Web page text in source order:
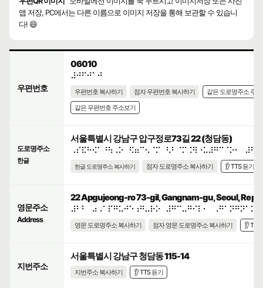
앱 저장, PC에서는 다른 이름으로 이미지 저장을 통해 보관할 수 있습니
다! 😄
우편번호
06010
⠼⠚⠋⠚⠁⠚
우편번호 복사하기 점자 우편번호 복사하기
같은 도로명주소 주
같은 우편번호 주소보기
도로명주소
한글
서울특별시 강남구 압구정로73길 22 (청담동)
⠠⠎⠯⠓⠪⠁⠘⠳⠠⠕⠀⠫⠶⠉⠢⠈⠍⠀⠣⠃⠈⠍⠨⠻⠐⠥⠼⠛⠉⠈⠕⠂⠀⠼⠃⠃
한글 도로명주소 복사하기 점자 도로명주소 복사하기 👂 TTS 듣기
영문주소
Address
22 Apgujeong-ro 73-gil, Gangnam-gu, Seoul,
영문 도로명주소 복사하기 점자 영문 도로명주소 복사하기 👂 TTS
지번주소
서울특별시 강남구 청담동 115-14
지번주소 복사하기 👂 TTS 듣기